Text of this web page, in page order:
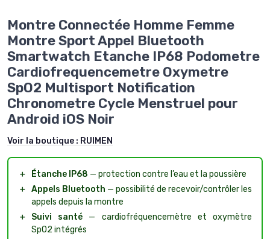
Montre Connectée Homme Femme
Montre Sport Appel Bluetooth
Smartwatch Etanche IP68 Podometre
Cardiofrequencemetre Oxymetre
SpO2 Multisport Notification
Chronometre Cycle Menstruel pour
Android iOS Noir
Voir la boutique : RUIMEN
＋ Étanche IP68 — protection contre l’eau et la poussière
＋ Appels Bluetooth — possibilité de recevoir/contrôler les
appels depuis la montre
＋
Suivi santé — cardiofréquencemètre et oxymètre
SpO2 intégrés